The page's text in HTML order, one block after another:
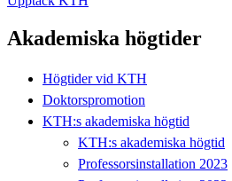
Akademiska högtider
Högtider vid KTH
Doktorspromotion
KTH:s akademiska högtid
KTH:s akademiska högtid
Professorsinstallation 2023